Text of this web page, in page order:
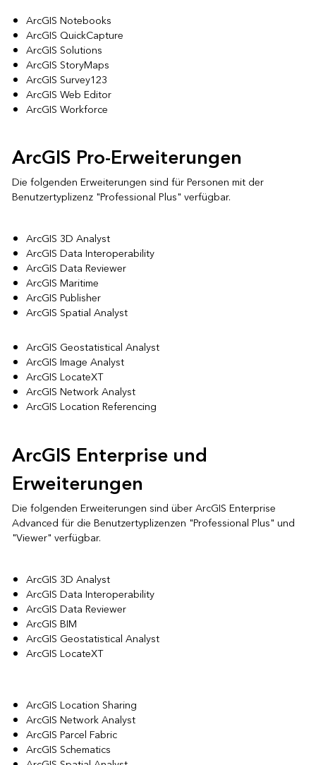
ArcGIS Notebooks
ArcGIS QuickCapture
ArcGIS Solutions
ArcGIS StoryMaps
ArcGIS Survey123
ArcGIS Web Editor
ArcGIS Workforce
ArcGIS Pro-Erweiterungen
Die folgenden Erweiterungen sind für Personen mit der
Benutzertyplizenz "Professional Plus" verfügbar.
ArcGIS 3D Analyst
ArcGIS Data Interoperability
ArcGIS Data Reviewer
ArcGIS Maritime
ArcGIS Publisher
ArcGIS Spatial Analyst
ArcGIS Geostatistical Analyst
ArcGIS Image Analyst
ArcGIS LocateXT
ArcGIS Network Analyst
ArcGIS Location Referencing
ArcGIS Enterprise und
Erweiterungen
Die folgenden Erweiterungen sind über ArcGIS Enterprise
Advanced für die Benutzertyplizenzen "Professional Plus" und
"Viewer" verfügbar.
ArcGIS 3D Analyst
ArcGIS Data Interoperability
ArcGIS Data Reviewer
ArcGIS BIM
ArcGIS Geostatistical Analyst
ArcGIS LocateXT
ArcGIS Location Sharing
ArcGIS Network Analyst
ArcGIS Parcel Fabric
ArcGIS Schematics